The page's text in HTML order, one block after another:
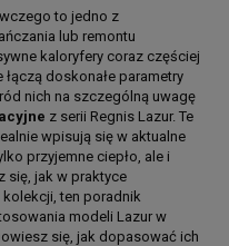
to jedno z
lub remontu
kaloryfery coraz częściej
doskonałe parametry
nich na szczególną uwagę
z serii Regnis Lazur. Te
wpisują się w aktualne
przyjemne ciepło, ale i
się, jak w praktyce
ten poradnik
modeli Lazur w
się, jak dopasować ich